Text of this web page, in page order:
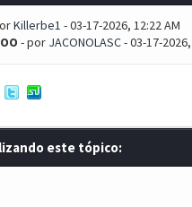
Killerbe1 - 03-17-2026, 12:22 AM
- por JACONOLASC- 03-17-2026,
este tópico: